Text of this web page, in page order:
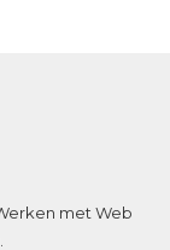
met Web